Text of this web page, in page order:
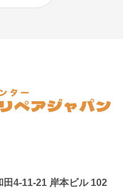
田4-11-21 岸本ビル 102